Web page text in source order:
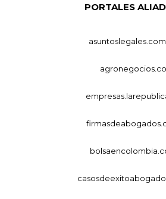
PORTALES
agronegocios.co